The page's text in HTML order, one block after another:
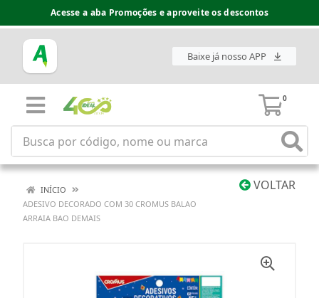
Acesse a aba Promoções e aproveite os descontos
Baixe já nosso APP
0
VOLTAR
INÍCIO
ADESIVO DECORADO COM 30 CROMUS BALAO
ARRAIA BAO DEMAIS